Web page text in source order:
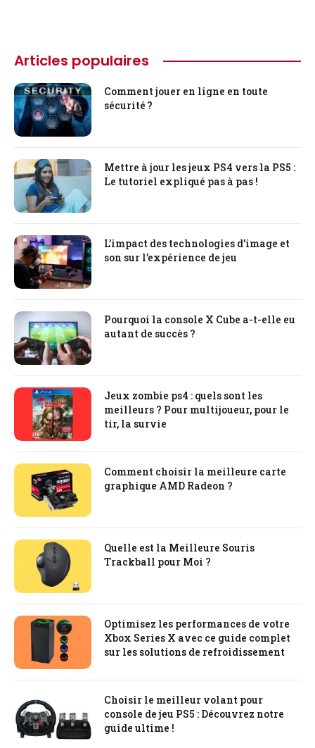
Articles populaires
Comment jouer en ligne en toute
sécurité ?
Mettre à jour les jeux PS4 vers la PS5 :
Le tutoriel expliqué pas à pas !
L’impact des technologies d’image et
son sur l’expérience de jeu
Pourquoi la console X Cube a-t-elle eu
autant de succès ?
Jeux zombie ps4 : quels sont les
meilleurs ? Pour multijoueur, pour le
tir, la survie
Comment choisir la meilleure carte
graphique AMD Radeon ?
Quelle est la Meilleure Souris
Trackball pour Moi ?
Optimisez les performances de votre
Xbox Series X avec ce guide complet
sur les solutions de refroidissement
Choisir le meilleur volant pour
console de jeu PS5 : Découvrez notre
guide ultime !